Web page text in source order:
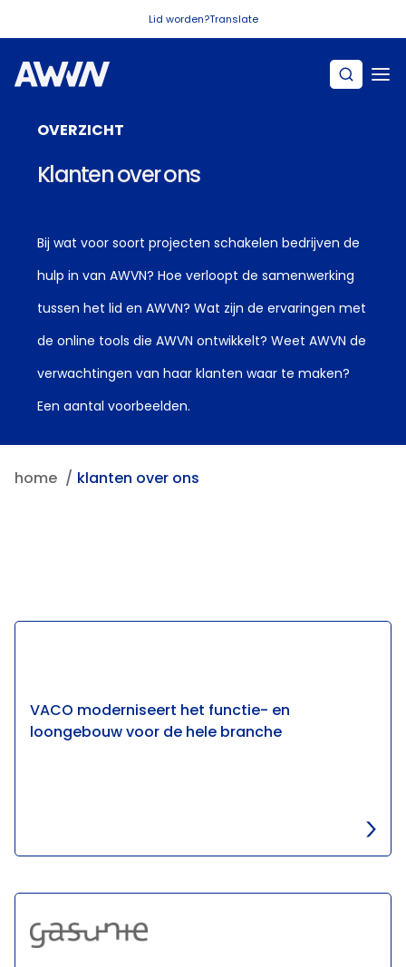
Lid worden?Translate
OVERZICHT
Klanten over ons
Bij wat voor soort projecten schakelen bedrijven de
hulp in van AWVN? Hoe verloopt de samenwerking
tussen het lid en AWVN? Wat zijn de ervaringen met
de online tools die AWVN ontwikkelt? Weet AWVN de
verwachtingen van haar klanten waar te maken?
Een aantal voorbeelden.
home klanten over ons
VACO moderniseert het functie- en
loongebouw voor de hele branche